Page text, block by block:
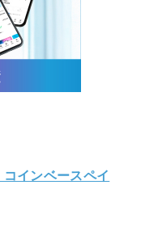
インベースペイ